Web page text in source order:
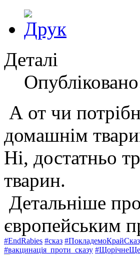
Деталі
А от чи
домашнім
Ні, достатньо
тварин.
Детальніше
європейським
#EndRabies #сказ
#вакцинація_проти_сказу